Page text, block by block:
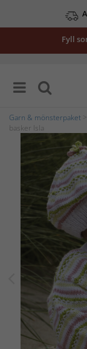
Fyll
Garn & mönsterpaket
basker Isla